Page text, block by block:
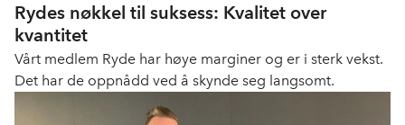
Rydes nøkkel til suksess: Kvalitet over
kvantitet
Vårt medlem Ryde har høye marginer og er i sterk vekst.
Det har de oppnådd ved å skynde seg langsomt.